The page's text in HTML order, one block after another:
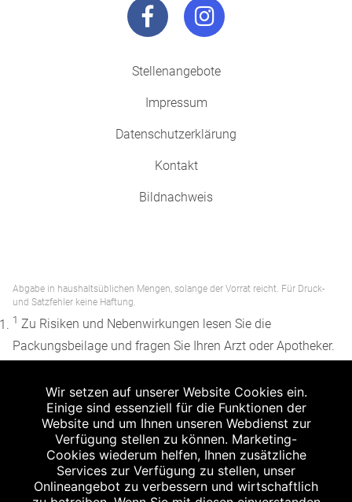
Stellenangebote
Impressum
Datenschutzerklärung
Kontakt
Bildnachweis
Abgabe in haushaltsüblichen Mengen, solange der Vorrat reicht. Für Druck-
und Satzfehler keine Haftung.
1 Zu Risiken und Nebenwirkungen lesen Sie die
Packungsbeilage und fragen Sie Ihren Arzt oder Apotheker.
Apothekenerstattungspreis (AEP). Der AEP ist keine
unverbindliche Preisempfehlung der Hersteller. Der AEP ist
ein von den Apotheken in Ansatz gebrachter Preis für
rezeptfreie Arzneimittel. Er entspricht in der Höhe dem für
Apotheken verbindlichen Abgabepreis, zu dem eine
Apotheke in bestimmten Fällen (z.B. bei Kindern unter 12
Wir setzen auf unserer Website Cookies ein.
Einige sind essenziell für die Funktionen der
Website und um Ihnen unseren Webdienst zur
Verfügung stellen zu können. Marketing-
Cookies wiederum helfen, Ihnen zusätzliche
Services zur Verfügung zu stellen, unser
Onlineangebot zu verbessern und wirtschaftlich